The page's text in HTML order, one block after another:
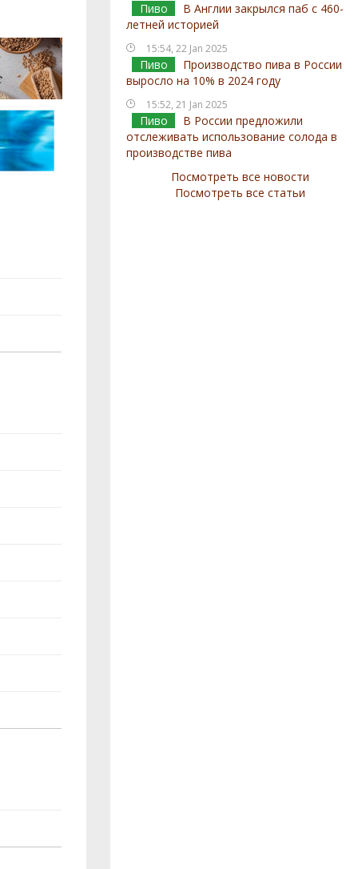
Пиво
В Англии закрылся паб с 460-
летней историей
15:54, 22 Jan 2025
Пиво
Производство пива в России
выросло на 10% в 2024 году
15:52, 21 Jan 2025
Пиво
В России предложили
отслеживать использование солода в
производстве пива
Посмотреть все новости
Посмотреть все статьи